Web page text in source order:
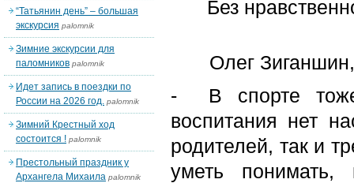
Без
Олег
- В спорте тоже
воспитания нет
родителей, так и
уметь
“Татьянин день” – большая
экскурсия palomnik
Зимние экскурсии для
паломников palomnik
Идет запись в поездки по
России на 2026 год. palomnik
Зимний Крестный ход
состоится ! palomnik
Престольный праздник у
Архангела Михаила palomnik